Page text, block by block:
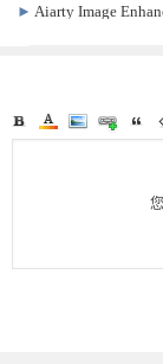
赛克 变清晰软件
► Aiarty Image